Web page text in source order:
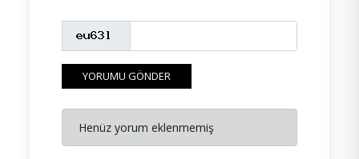
YORUMU GÖNDER
Henüz yorum eklenmemiş